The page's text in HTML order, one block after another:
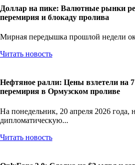
Доллар на пике: Валютные рынки
перемирия и блокаду пролива
Мирная передышка прошлой недели
Читать новость
Нефтяное ралли: Цены взлетели на
перемирия в Ормузском проливе
На понедельник, 20 апреля 2026 года,
дипломатическую...
Читать новость